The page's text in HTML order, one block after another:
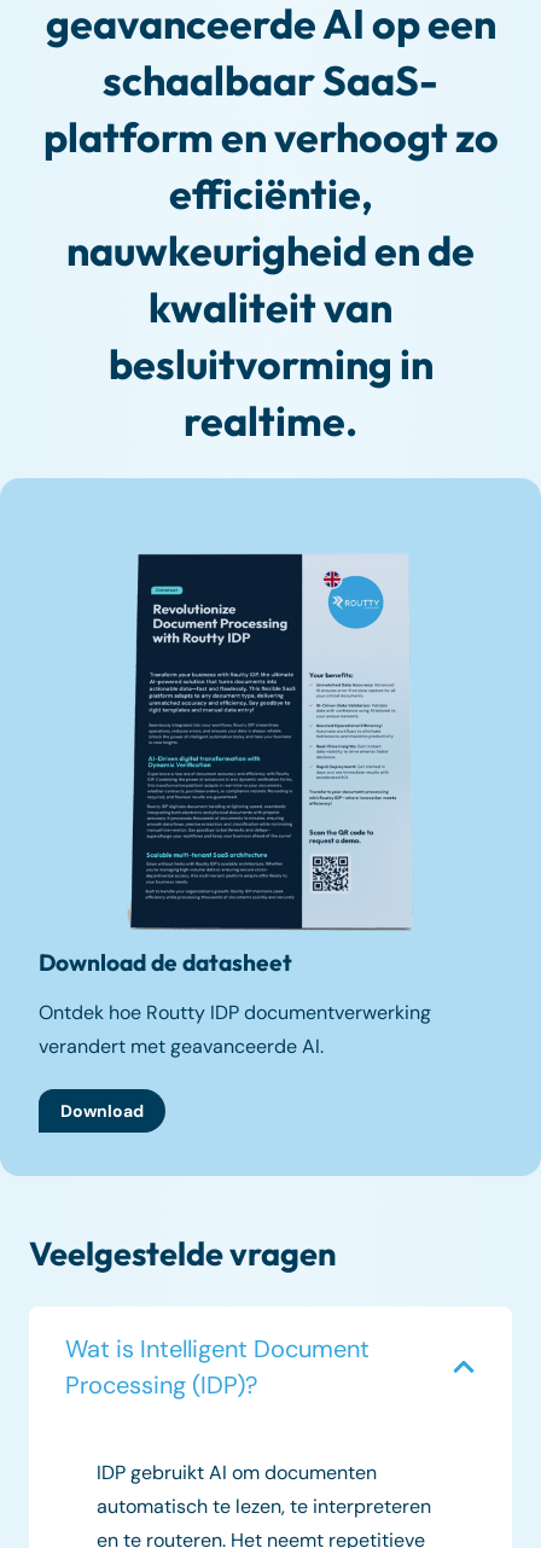
geavanceerde AI op een
schaalbaar SaaS-
platform en verhoogt zo
efficiëntie,
nauwkeurigheid en de
kwaliteit van
besluitvorming in
realtime.
Download de datasheet
Ontdek hoe Routty IDP documentverwerking
verandert met geavanceerde AI.
Download
Veelgestelde vragen
Wat is Intelligent Document
Processing (IDP)?
IDP gebruikt AI om documenten
automatisch te lezen, te interpreteren
en te routeren. Het neemt repetitieve